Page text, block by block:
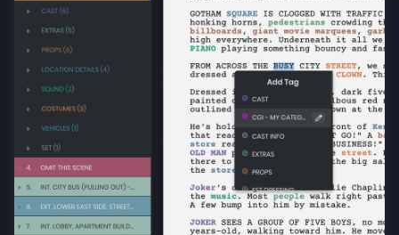
Screenwriting
Script breakdown
Storyboards
Technologies
Templates
VFX